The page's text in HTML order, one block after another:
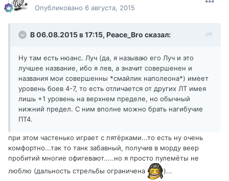
Опубликовано 6 августа, 2015
В 06.08.2015 в 17:15, Peace_Bro сказал:
Ну там есть нюанс. Луч (да, я называю его Луч и это
лучшее название, ибо я лев, а значит совершенен и
названия мои совершенны *смайлик наполеона*) имеет
уровень боев 4-7, то есть отличается от других ЛТ имея
лишь +1 уровень на верхнем пределе, но обычный
нижний предел. С ним вполне можно брать нагибучие
ПТ4.
при этом частенько играет с пятёрками...то есть ну очень
комфортно...так то танк забавный, получив в морду веер
пробитий многие офигевают.....но я просто пулемёты не
люблю (дальность стрельбы ограничена
)...